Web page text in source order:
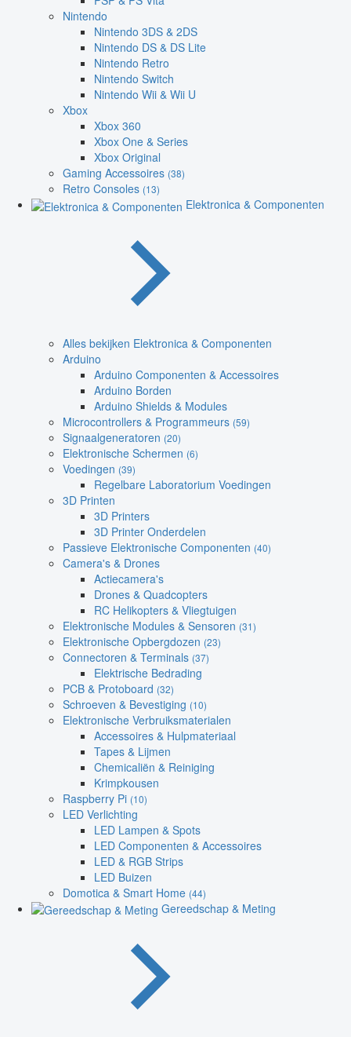
Nintendo
Nintendo 3DS & 2DS
Nintendo DS & DS Lite
Nintendo Retro
Nintendo Switch
Nintendo Wii & Wii U
Xbox
Xbox 360
Xbox One & Series
Xbox Original
Gaming Accessoires (38)
Retro Consoles (13)
Elektronica & Componenten
Alles bekijken Elektronica & Componenten
Arduino
Arduino Componenten & Accessoires
Arduino Borden
Arduino Shields & Modules
Microcontrollers & Programmeurs (59)
Signaalgeneratoren (20)
Elektronische Schermen (6)
Voedingen (39)
Regelbare Laboratorium Voedingen
3D Printen
3D Printers
3D Printer Onderdelen
Passieve Elektronische Componenten (40)
Camera's & Drones
Actiecamera's
Drones & Quadcopters
RC Helikopters & Vliegtuigen
Elektronische Modules & Sensoren (31)
Elektronische Opbergdozen (23)
Connectoren & Terminals (37)
Elektrische Bedrading
PCB & Protoboard (32)
Schroeven & Bevestiging (10)
Elektronische Verbruiksmaterialen
Accessoires & Hulpmateriaal
Tapes & Lijmen
Chemicaliën & Reiniging
Krimpkousen
Raspberry Pi (10)
LED Verlichting
LED Lampen & Spots
LED Componenten & Accessoires
LED & RGB Strips
LED Buizen
Domotica & Smart Home (44)
Gereedschap & Meting